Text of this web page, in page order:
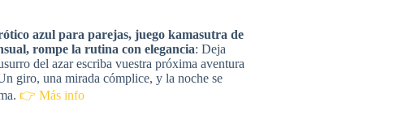
azul para parejas, juego kamasutra de
rompe la rutina con elegancia: Deja
del azar escriba vuestra próxima aventura
giro, una mirada cómplice, y la noche se
👉 Más info